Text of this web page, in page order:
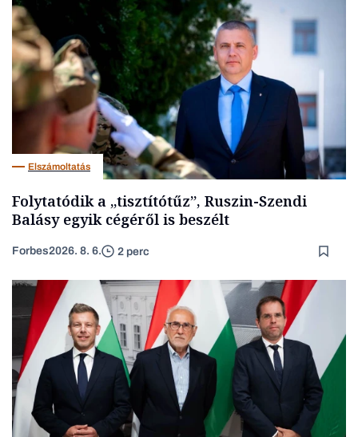
Elszámoltatás
Folytatódik a „tisztítótűz”, Ruszin-Szendi
Balásy egyik cégéről is beszélt
Forbes2026. 8. 6. 2 perc